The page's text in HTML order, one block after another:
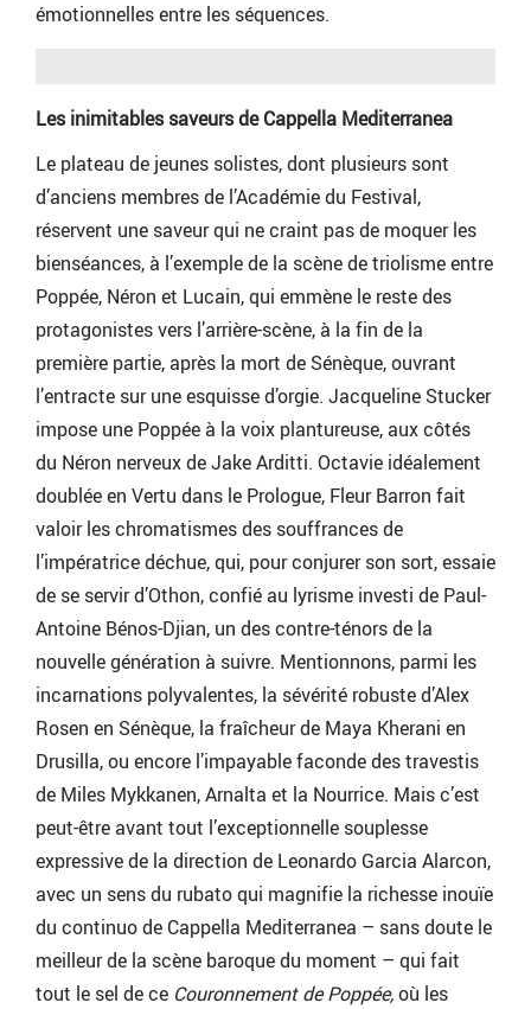
émotionnelles entre les séquences.
Les inimitables saveurs de Cappella Mediterranea
Le plateau de jeunes solistes, dont plusieurs sont
d’anciens membres de l’Académie du Festival,
réservent une saveur qui ne craint pas de moquer les
bienséances, à l’exemple de la scène de triolisme entre
Poppée, Néron et Lucain, qui emmène le reste des
protagonistes vers l’arrière-scène, à la fin de la
première partie, après la mort de Sénèque, ouvrant
l’entracte sur une esquisse d’orgie. Jacqueline Stucker
impose une Poppée à la voix plantureuse, aux côtés
du Néron nerveux de Jake Arditti. Octavie idéalement
doublée en Vertu dans le Prologue, Fleur Barron fait
valoir les chromatismes des souffrances de
l’impératrice déchue, qui, pour conjurer son sort, essaie
de se servir d’Othon, confié au lyrisme investi de Paul-
Antoine Bénos-Djian, un des contre-ténors de la
nouvelle génération à suivre. Mentionnons, parmi les
incarnations polyvalentes, la sévérité robuste d’Alex
Rosen en Sénèque, la fraîcheur de Maya Kherani en
Drusilla, ou encore l’impayable faconde des travestis
de Miles Mykkanen, Arnalta et la Nourrice. Mais c’est
peut-être avant tout l’exceptionnelle souplesse
expressive de la direction de Leonardo Garcia Alarcon,
avec un sens du rubato qui magnifie la richesse inouïe
du continuo de Cappella Mediterranea – sans doute le
meilleur de la scène baroque du moment – qui fait
tout le sel de ce Couronnement de Poppée,où les